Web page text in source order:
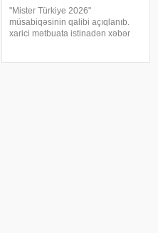
"Mister Türkiye 2026"
müsabiqəsinin qalibi açıqlanıb.
xarici mətbuata istinadən xəbər